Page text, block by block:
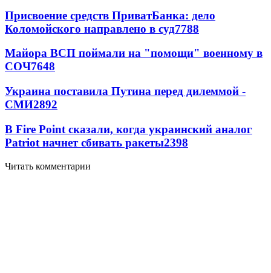
Присвоение средств ПриватБанка: дело
Коломойского направлено в суд7788
Майора ВСП поймали на "помощи" военному в
СОЧ7648
Украина поставила Путина перед дилеммой -
СМИ2892
В Fire Point сказали, когда украинский аналог
Patriot начнет сбивать ракеты2398
Читать комментарии